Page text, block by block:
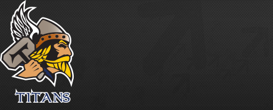
3 nouveaux joueurs chez les Titans |
Titans de témiscaming